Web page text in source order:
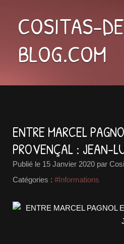
COSITAS-
BLOG.COM
ENTRE MARCEL
PROVENÇAL : JEAN-
Publié le 15 Janvier 2020 par
Catégories : #Informations